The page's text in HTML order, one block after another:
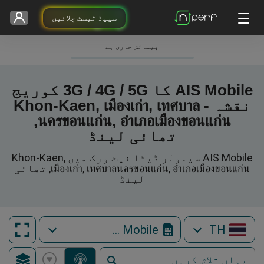
سپیڈ ٹیسٹ چلائیں
پیمائش جاری ہے
AIS Mobile کا 3G / 4G / 5G کوریج
نقشہ - Khon-Kaen, เมืองเก่า, เทศบาล
นครขอนแก่น, อำเภอเมืองขอนแก่น,
تھائی لینڈ
AIS Mobile سیلولر ڈیٹا نیٹ ورک میں Khon-Kaen,
เมืองเก่า, เทศบาลนครขอนแก่น, อำเภอเมืองขอนแก่น, تھائی
لینڈ
TH
AIS Mobile